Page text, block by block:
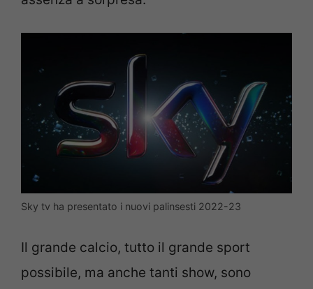
Sky tv ha presentato i nuovi palinsesti 2022-23
Il grande calcio, tutto il grande sport
possibile, ma anche tanti show, sono